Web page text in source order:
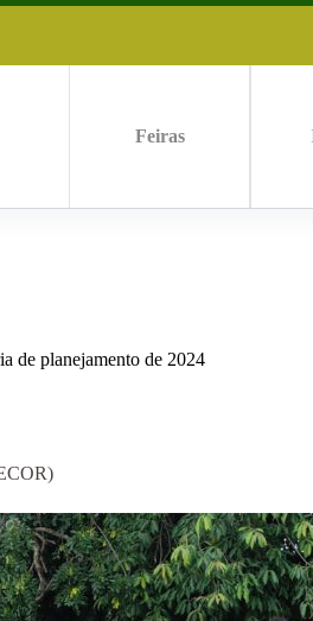
Feiras
de planejamento de 2024